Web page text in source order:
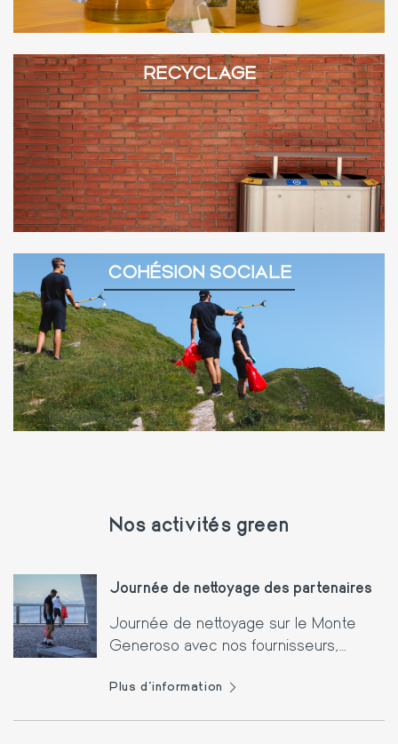
RECYCLAGE
COHÉSION SOCIALE
Nos activités green
Journée de nettoyage des partenaires
Journée de nettoyage sur le Monte
Generoso avec nos fournisseurs,
conservation de l'environnement et
Plus d'information